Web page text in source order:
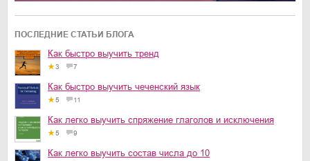
ПОСЛЕДНИЕ СТАТЬИ БЛОГА
Как быстро выучить тренд
3 7
Как быстро выучить чеченский язык
5 11
Как легко выучить спряжение глаголов и исключения
5 9
Как легко выучить состав числа до 10